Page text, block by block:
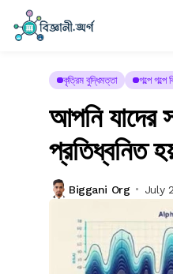
কৃত্রিম বুদ্ধিমত্তা গল্পে গল্পে
আপনি যাদের
প্রতিধ্বনিত
Biggani Org July